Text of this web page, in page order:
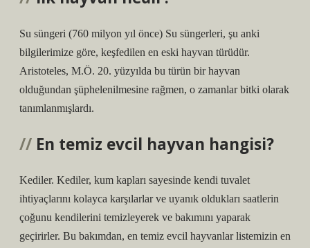
Su süngeri (760 milyon yıl önce) Su süngerleri, şu anki
bilgilerimize göre, keşfedilen en eski hayvan türüdür.
Aristoteles, M.Ö. 20. yüzyılda bu türün bir hayvan
olduğundan şüphelenilmesine rağmen, o zamanlar bitki olarak
tanımlanmışlardı.
En temiz evcil hayvan hangisi?
Kediler. Kediler, kum kapları sayesinde kendi tuvalet
ihtiyaçlarını kolayca karşılarlar ve uyanık oldukları saatlerin
çoğunu kendilerini temizleyerek ve bakımını yaparak
geçirirler. Bu bakımdan, en temiz evcil hayvanlar listemizin en